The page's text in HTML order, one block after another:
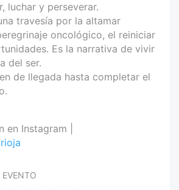
luchar y perseverar.
travesía por la altamar
oncológico, el reiniciar
Es la narrativa de vivir
del ser.
de llegada hasta completar el
en Instagram |
EVENTO